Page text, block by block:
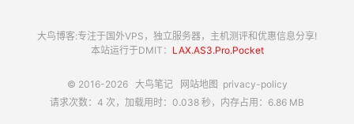
大鸟博客:专注于国外VPS，独立服务器，主机测评和优惠信息分享!
本站运行于DMIT： LAX.AS3.Pro.Pocket
© 2016-2026 大鸟笔记 网站地图 privacy-policy
请求次数：4 次，加载用时：0.038 秒，内存占用：6.86 MB